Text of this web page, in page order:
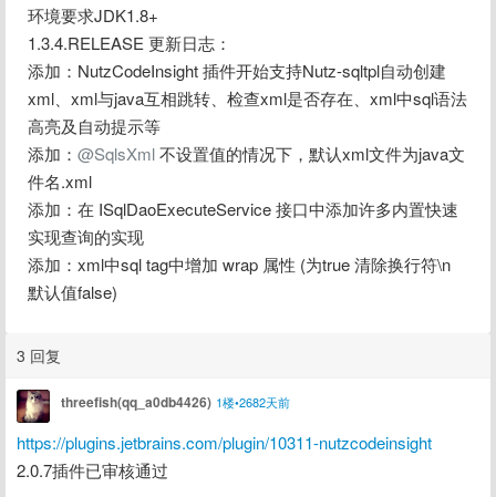
环境要求JDK1.8+
1.3.4.RELEASE 更新日志：
添加：NutzCodeInsight 插件开始支持Nutz-sqltpl自动创建
xml、xml与java互相跳转、检查xml是否存在、xml中sql语法
高亮及自动提示等
添加： @SqlsXml 不设置值的情况下，默认xml文件为java文
件名.xml
添加：在 ISqlDaoExecuteService 接口中添加许多内置快速
实现查询的实现
添加：xml中sql tag中增加 wrap 属性 (为true 清除换行符\n
默认值false)
3 回复
threefish(qq_a0db4426) 1楼•2682天前
https://plugins.jetbrains.com/plugin/10311-nutzcodeinsight
2.0.7插件已审核通过